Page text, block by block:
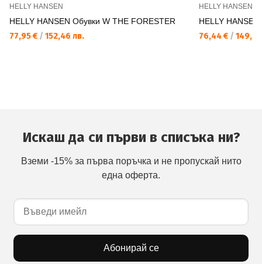
HELLY HANSEN
HELLY HANSEN Обувки W THE FORESTER
77,95 € / 152,46 лв.
HELLY HANSEN
HELLY
76,44 € /
Искаш да си първи в списъка ни?
Вземи -15% за първа поръчка и не пропускай нито
една оферта.
Абонирай се